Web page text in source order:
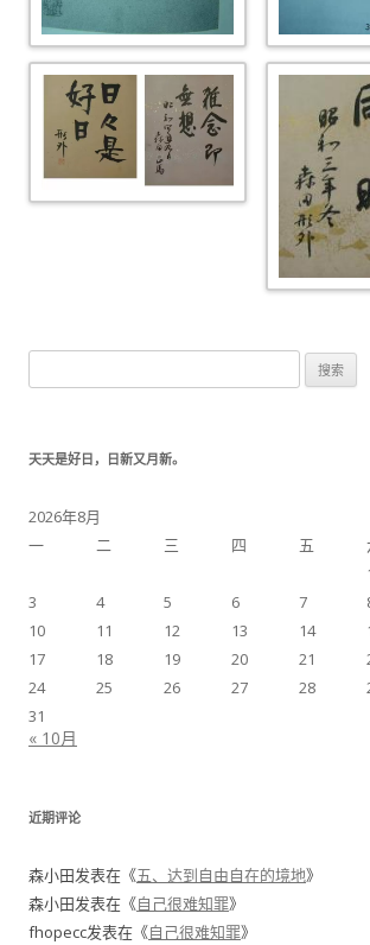
天天是好日，日新又月新。
2026年8月
一
二 三 四 五
3
4 5 6 7
10
11 12 13 14
17
18 19 20 21
24
25 26 27 28
31
« 10月
近期评论
森小田发表在《五、达到自由自在的境地》
森小田发表在《自己很难知罪》
fhopecc发表在《自己很难知罪》